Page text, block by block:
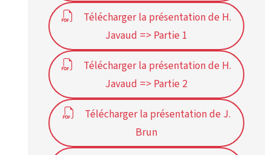
Télécharger la présentation de H.
Javaud => Partie 1
Télécharger la présentation de H.
Javaud => Partie 2
Télécharger la présentation de J.
Brun